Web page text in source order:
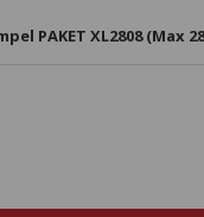
PAKET XL2808 (Max